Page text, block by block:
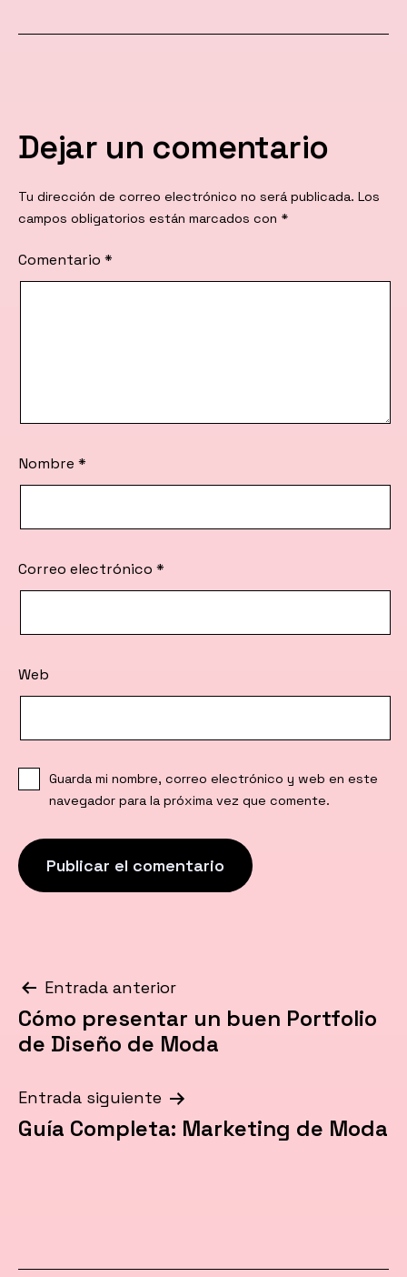
Dejar un comentario
Tu dirección de correo electrónico no será publicada. Los
campos obligatorios están marcados con *
Comentario *
Nombre *
Correo electrónico *
Web
Guarda mi nombre, correo electrónico y web en este
navegador para la próxima vez que comente.
Navegación
de
Entrada anterior
Cómo presentar un buen Portfolio
de Diseño de Moda
Entrada siguiente
Guía Completa: Marketing de Moda